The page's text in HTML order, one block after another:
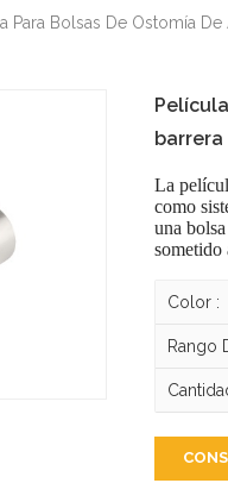
Para Bolsas De Ostomía De
barrera
La
como
una
sometido
Color :
Rango